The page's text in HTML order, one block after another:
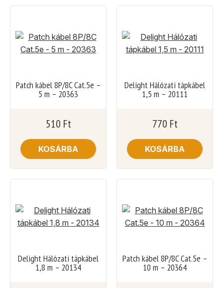
Patch kábel 8P/8C Cat.5e –
5 m – 20363
510 Ft
KOSÁRBA
Delight Hálózati tápkábel
1,5 m – 20111
770 Ft
KOSÁRBA
Delight Hálózati tápkábel
1,8 m – 20134
Patch kábel 8P/8C Cat.5e –
10 m – 20364